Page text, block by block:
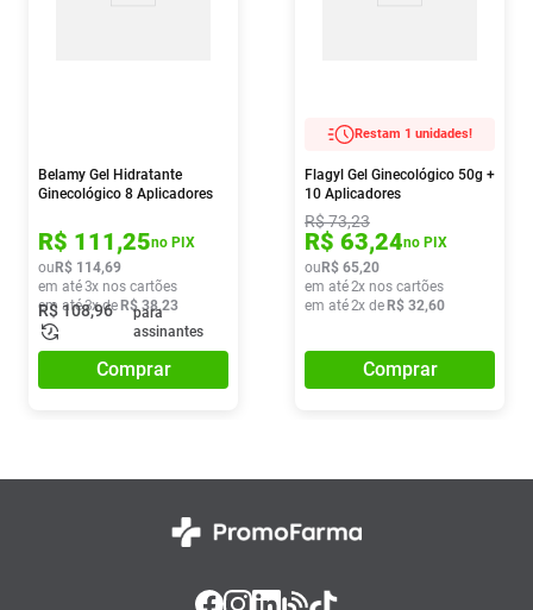
Belamy Gel Hidratante
Ginecológico 8 Aplicadores
R$ 111,25no PIX
ou R$ 114,69
em até3x nos cartões
em até3x de R$ 38,23
R$108,96
para
assinantes
Comprar
Restam 1 unidades!
Flagyl Gel Ginecológico 50g +
10 Aplicadores
R$73,23
R$ 63,24no PIX
ou R$ 65,20
em até2x nos cartões
em até2x de R$ 32,60
Comprar